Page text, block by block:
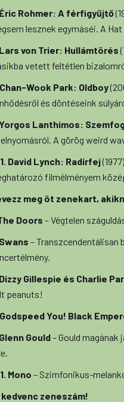
Rohmer: A férfigyűjtő
lesznek egymáséi. A
von Trier: Hullámtörés
vetett feltétlen
Wook Park: Oldboy
és döntéseink
Lanthimos:
A görög weird
David Lynch: Radírfej
filmélményem
meg öt zenekart,
Doors – Végtelen
–
Gillespie és Charlie
peanuts!
You! Black
Gould– Gould
Mono – Szimfonikus-
kedvenc zeneszám!